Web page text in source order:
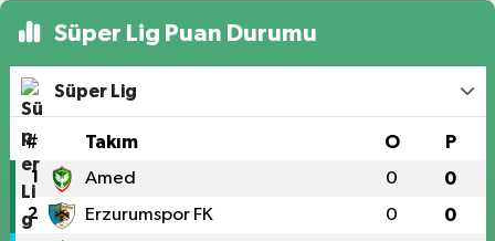
Süper Lig Puan Durumu
Süper Lig
# Takım O P
1 Amed 0 0
2 Erzurumspor FK 0 0